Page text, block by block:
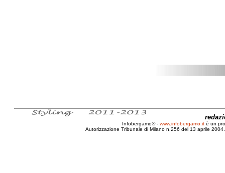
Infobergamo® - www.infobergamo.it è un
Autorizzazione Tribunale di Milano n.256 del 13 aprile